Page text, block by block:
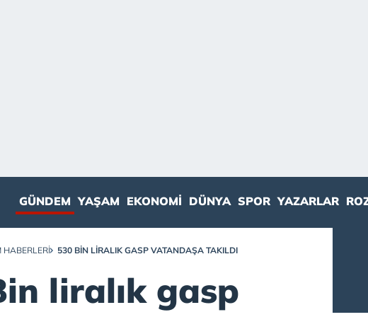
GÜNDEM YAŞAM EKONOMI DÜNYA SPOR YAZARLAR
HABERLERI 530 BIN LIRALIK GASP VATANDAŞA TAKILDI
liralık gasp